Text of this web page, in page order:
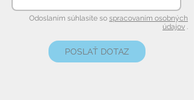
Odoslaním súhlasíte so spracovaním osobných
údajov .
POSLAŤ DOTAZ